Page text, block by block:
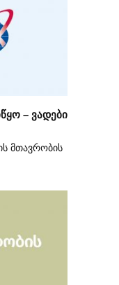
– ვადები
მთავრობის